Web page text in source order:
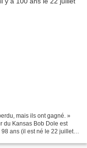
mais ils ont gagné. »
du Kansas Bob Dole est
ans (il est né le 22 juillet